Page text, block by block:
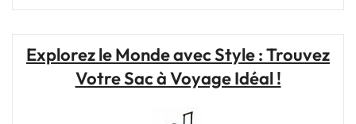
Ultime
de
Voyage
Explorez le Monde avec Style : Trouvez
Votre Sac à Voyage Idéal !